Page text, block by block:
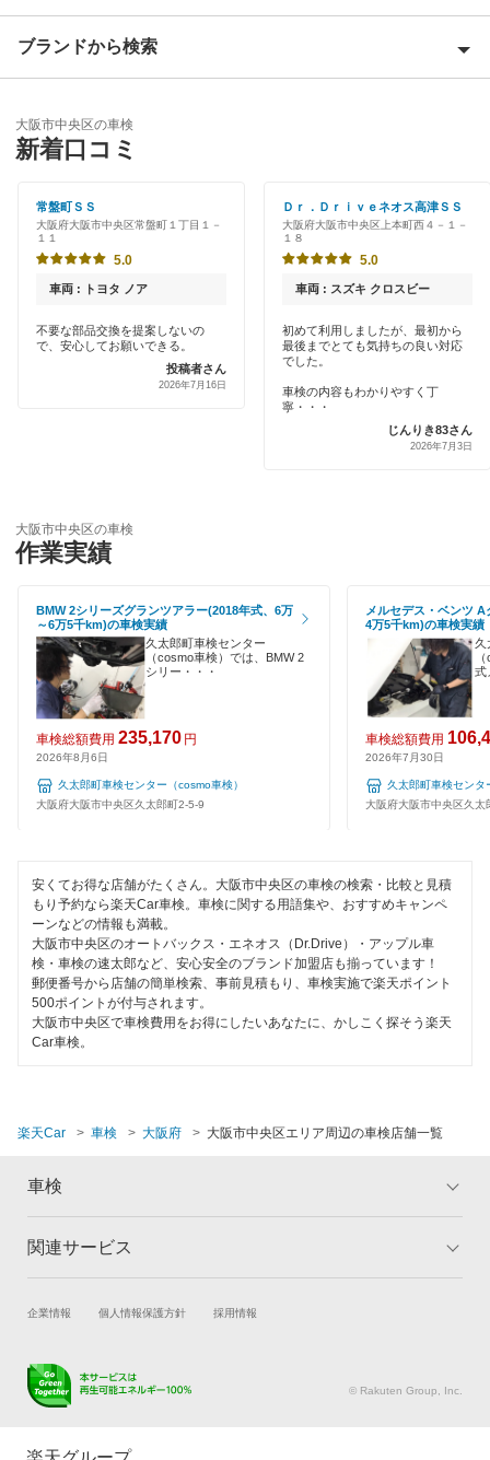
大阪市生野区
大阪市北区
大阪市此花区
大阪市城東区
大阪市住之江区
大阪市住吉区
大阪市大正区
大阪市西区
大阪市西成区
大阪市西淀川区
大阪市東住吉区
大阪市東成区
大阪市東淀川区
大阪市平野区
大阪市港区
大阪市都島区
大阪市淀川区
大阪市
Award 受賞店
特典あり
新車初回割りあり
ハイブリッド車OK
120分以内の車検
1日車検
夜間受付
整備保証
1級整備士在籍
ブランドから検索
「車検の速太郎」
アップル車検
オートバックス
チャレンジ車検
出光リテール車検
キグナス車検
上原B-cle車検
ホリデー車検
マッハ車検
出光興産「らくらく安心車検」
トヨタディーラー
大阪市中央区の車検
新着口コミ
常盤町ＳＳ
大阪府大阪市中央区常盤町１丁目１－
１１
5.0
車両 : トヨタ ノア
不要な部品交換を提案しないの
で、安心してお願いできる。
投稿者さん
2026年7月16日
Ｄｒ．Ｄｒｉｖｅネオス高津ＳＳ
大阪府大阪市中央区上本町西４－１－
１８
5.0
車両 : スズキ クロスビー
初めて利用しましたが、最初から
最後までとても気持ちの良い対応
でした。
車検の内容もわかりやすく丁
寧・・・
じんりき83さん
2026年7月3日
大阪市中央区の車検
作業実績
BMW 2シリーズグランツアラー(2018年式、6万
～6万5千km)の車検実績
久太郎町車検センター
（cosmo車検）では、BMW 2
シリー・・・
車検総額費用 235,170 円
2026年8月6日
久太郎町車検センター（cosmo車検）
大阪府大阪市中央区久太郎町2-5-9
メルセデス・ベンツ
4万5千km)の車検実績
久
式
車検総額費用
2026年7月30日
久太郎町車検センタ
大阪府大阪市中央区久太
安くてお得な店舗がたくさん。大阪市中央区の車検の検索・比較と見積
もり予約なら楽天Car車検。車検に関する用語集や、おすすめキャンペ
ーンなどの情報も満載。
大阪市中央区のオートバックス・エネオス（Dr.Drive）・アップル車
検・車検の速太郎など、安心安全のブランド加盟店も揃っています！
郵便番号から店舗の簡単検索、事前見積もり、車検実施で楽天ポイント
500ポイントが付与されます。
大阪市中央区で車検費用をお得にしたいあなたに、かしこく探そう楽天
Car車検。
楽天Car 車検 大阪府 大阪市中央区エリア周辺の車検店舗一覧
車検
トップ
車検の基礎知識 キャンペーン一覧
関連サービス
試乗・商談 新車購入
キズ修理予約
メンテナンス管理
タイヤ交換サービス
企業情報 個人情報保護方針 採用情報
© Rakuten Group, Inc.